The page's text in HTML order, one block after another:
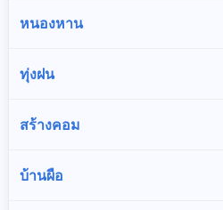
หนองหาน
ทุ่งฝน
สร้างคอม
บ้านผือ